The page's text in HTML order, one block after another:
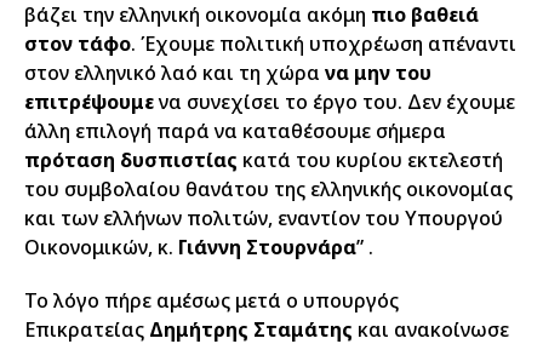
βάζει την ελληνική οικονομία ακόμη πιο βαθειά
στον τάφο. Έχουμε πολιτική υποχρέωση απέναντι
στον ελληνικό λαό και τη χώρα να μην του
επιτρέψουμενα συνεχίσει το έργο του. Δεν έχουμε
άλλη επιλογή παρά να καταθέσουμε σήμερα
πρόταση δυσπιστίας κατά του κυρίου εκτελεστή
του συμβολαίου θανάτου της ελληνικής οικονομίας
και των ελλήνων πολιτών, εναντίον του Υπουργού
Οικονομικών, κ. Γιάννη Στουρνάρα” .
Το λόγο πήρε αμέσως μετά ο υπουργός
Επικρατείας Δημήτρης Σταμάτης και ανακοίνωσε